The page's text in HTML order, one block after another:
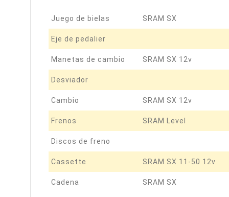
Juego de bielas SRAM SX
Eje de pedalier
Manetas de cambio SRAM SX 12v
Desviador
Cambio SRAM SX 12v
Frenos SRAM Level
Discos de freno
Cassette SRAM SX 11-50 12v
Cadena SRAM SX